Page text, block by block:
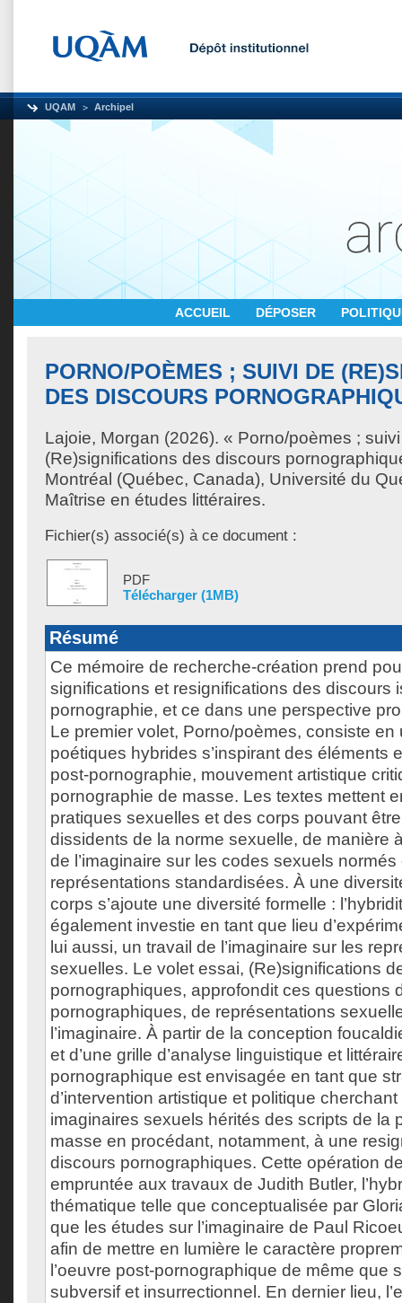
UQAM Archipel
ACCUEIL DÉPOSER
PORNO/POÈMES ; SUIVI DE
DES DISCOURS
Lajoie, Morgan (2026). « Porno/poèmes ;
(Re)significations des discours
Montréal (Québec, Canada), Université du
Maîtrise en études littéraires.
Fichier(s) associé(s) à ce document :
PDF
Télécharger (1MB)
Résumé
Ce mémoire de recherche-création prend
significations et resignifications des discours
pornographie, et ce dans une perspective
Le premier volet, Porno/poèmes, consiste en
poétiques hybrides s’inspirant des éléments
post-pornographie, mouvement artistique
pornographie de masse. Les textes mettent
pratiques sexuelles et des corps pouvant
dissidents de la norme sexuelle, de manière
de l’imaginaire sur les codes sexuels normés
représentations standardisées. À une
corps s’ajoute une diversité formelle :
également investie en tant que lieu
lui aussi, un travail de l’imaginaire sur les
sexuelles. Le volet essai, (Re)significations
pornographiques, approfondit ces questions
pornographiques, de représentations
l’imaginaire. À partir de la conception
et d’une grille d’analyse linguistique et
pornographique est envisagée en tant que
d’intervention artistique et politique
imaginaires sexuels hérités des scripts de la
masse en procédant, notamment, à une
discours pornographiques. Cette opération
empruntée aux travaux de Judith Butler,
thématique telle que conceptualisée par
que les études sur l’imaginaire de Paul
afin de mettre en lumière le caractère
l’oeuvre post-pornographique de même que
subversif et insurrectionnel. En dernier lieu,